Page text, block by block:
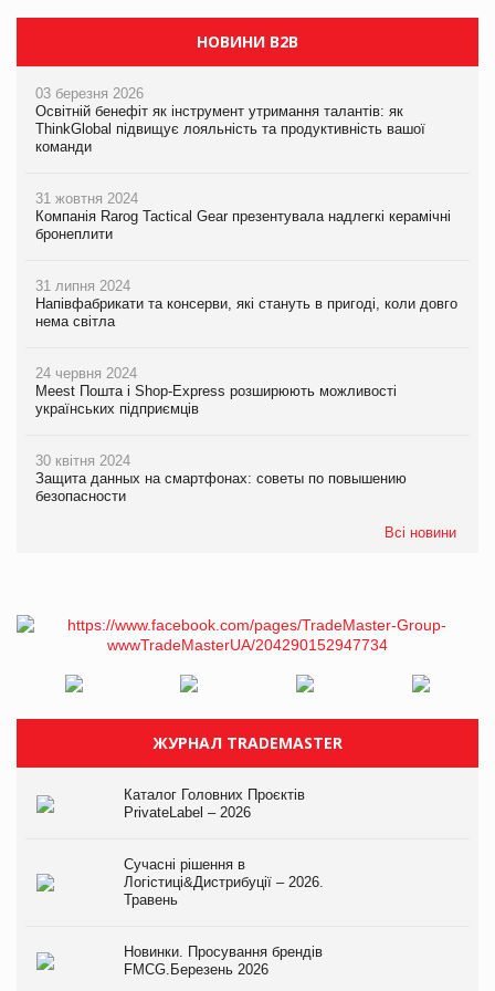
НОВИНИ B2B
03 березня 2026
Освітній бенефіт як інструмент утримання талантів: як
ThinkGlobal підвищує лояльність та продуктивність вашої
команди
31 жовтня 2024
Компанія Rarog Tactical Gear презентувала надлегкі керамічні
бронеплити
31 липня 2024
Напівфабрикати та консерви, які стануть в пригоді, коли довго
нема світла
24 червня 2024
Meest Пошта і Shop-Express розширюють можливості
українських підприємців
30 квітня 2024
Защита данных на смартфонах: советы по повышению
безопасности
Всі новини
ЖУРНАЛ TRADEMASTER
Каталог Головних Проєктів
PrivateLabel – 2026
Сучасні рішення в
Логістиці&Дистрибуції – 2026.
Травень
Новинки. Просування брендів
FMCG.Березень 2026